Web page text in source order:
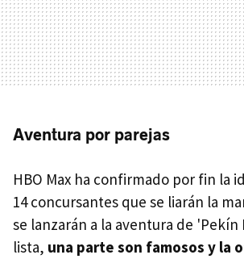
Aventura por parejas
HBO Max ha confirmado por fin la
14 concursantes que se liarán la
se lanzarán a la aventura de 'Pekín
lista, una parte son famosos y la